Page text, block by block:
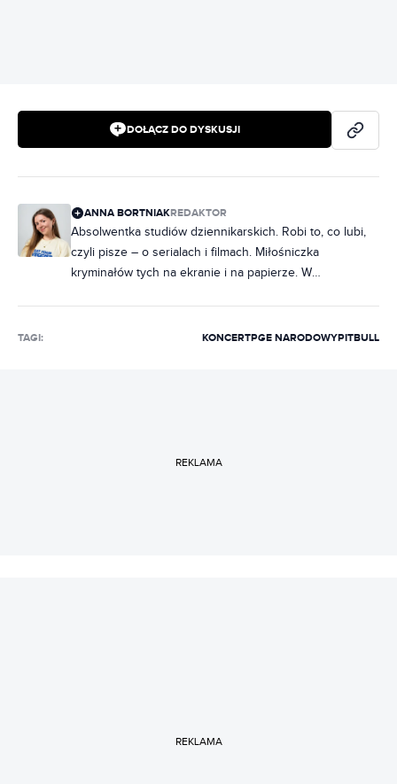
DOŁĄCZ DO DYSKUSJI
ANNA BORTNIAKREDAKTOR
Absolwentka studiów dziennikarskich. Robi to, co lubi,
czyli pisze – o serialach i filmach. Miłośniczka
kryminałów tych na ekranie i na papierze. W
nabałaganić w słowach. Zakochana w Norwegii, dobrej,
TAGI: KONCERTPGE NARODOWYPITBULL
REKLAMA
REKLAMA